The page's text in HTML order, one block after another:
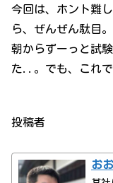
今回は、ホント難
ら、ぜんぜん駄目
朝からずーっと試
た..。でも、これで
投稿者
お